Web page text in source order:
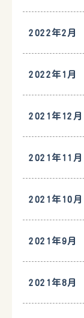
2022年2月
2022年1月
2021年12月
2021年11月
2021年10月
2021年9月
2021年8月